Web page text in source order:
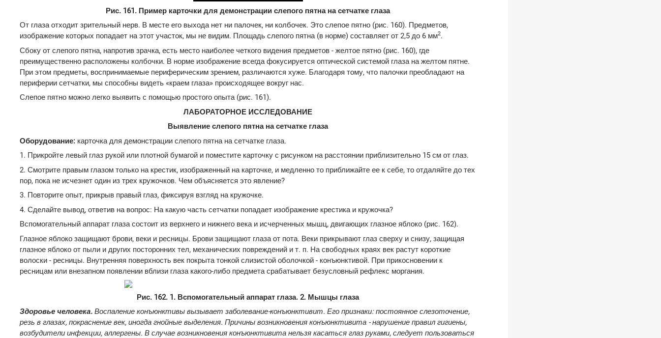
Рис. 161. Пример карточки для демонстрации слепого пятна на сетчатке глаза
От глаза отходит зрительный нерв. В месте его выхода нет ни палочек, ни колбочек. Это слепое пятно (рис. 160). Предметов,
изображение которых попадает на этот участок, мы не видим. Площадь слепого пятна (в норме) составляет от 2,5 до 6 мм2.
Сбоку от слепого пятна, напротив зрачка, есть место наиболее четкого видения предметов - желтое пятно (рис. 160), где
преимущественно расположены колбочки. В норме изображение всегда фокусируется оптической системой глаза на желтом пятне.
При этом предметы, воспринимаемые периферическим зрением, различаются хуже. Благодаря тому, что палочки преобладают на
периферии сетчатки, мы способны видеть «краем глаза» происходящее вокруг нас.
Слепое пятно можно легко выявить с помощью простого опыта (рис. 161).
ЛАБОРАТОРНОЕ ИССЛЕДОВАНИЕ
Выявление слепого пятна на сетчатке глаза
Оборудование: карточка для демонстрации слепого пятна на сетчатке глаза.
1. Прикройте левый глаз рукой или плотной бумагой и поместите карточку с рисунком на расстоянии приблизительно 15 см от глаз.
2. Смотрите правым глазом только на крестик, изображенный на карточке, и медленно то приближайте ее к себе, то отдаляйте до тех
пор, пока не исчезнет один из трех кружочков. Чем объясняется это явление?
3. Повторите опыт, прикрыв правый глаз, фиксируя взгляд на кружочке.
4. Сделайте вывод, ответив на вопрос: На какую часть сетчатки попадает изображение крестика и кружочка?
Вспомогательный аппарат глаза состоит из верхнего и нижнего века и исчерченных мышц, двигающих глазное яблоко (рис. 162).
Глазное яблоко защищают брови, веки и ресницы. Брови защищают глаза от пота. Веки прикрывают глаз сверху и снизу, защищая
глазное яблоко от пыли и других посторонних тел, механических повреждений и т. п. На свободных краях век растут короткие
волоски - ресницы. Внутренняя поверхность век покрыта тонкой слизистой оболочкой - конъюнктивой. При прикосновении к
ресницам или внезапном появлении вблизи глаза какого-либо предмета срабатывает безусловный рефлекс моргания.
Рис. 162. 1. Вспомогательный аппарат глаза. 2. Мышцы глаза
Здоровье человека. Воспаление конъюнктивы вызывает заболевание-конъюнктивит. Его признаки: постоянное слезоточение,
резь в глазах, покраснение век, иногда гнойные выделения. Причины возникновения конъюнктивита - нарушение правил гигиены,
возбудители инфекции, аллергены. В случае возникновения конъюнктивита нельзя касаться глаз руками, следует пользоваться